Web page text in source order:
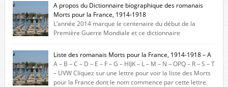
A propos du Dictionnaire biographique des romanais
Morts pour la France, 1914-1918
L’année 2014 marque le centenaire du début de la
Première Guerre Mondiale et ce dictionnaire
biographique veut rendre hommage aux romanais Morts pour la
France durant ce conflit. La base de cette recherche historique est
constituée des noms gravés sur les plaques commémoratives de
l’Hôtel de Ville, du lycée du Dauphiné et du lycée Triboulet, […]
Liste des romanais Morts pour la France, 1914-1918 – A
A – B – C – D – E – F – G – HIJK – L – M – N – OPQ – R – S – T
– UVW Cliquez sur une lettre pour voir la liste des Morts
pour la France dont le nom commence par cette lettre.